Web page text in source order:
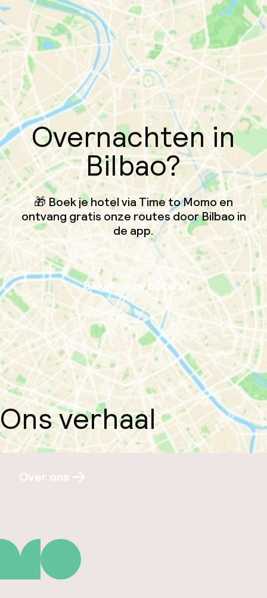
Overnachten in
Bilbao?
🎁 Boek je hotel via Time to Momo en
ontvang gratis onze routes door Bilbao in
de app.
Bekijk onze hotels
Ons verhaal
Over ons